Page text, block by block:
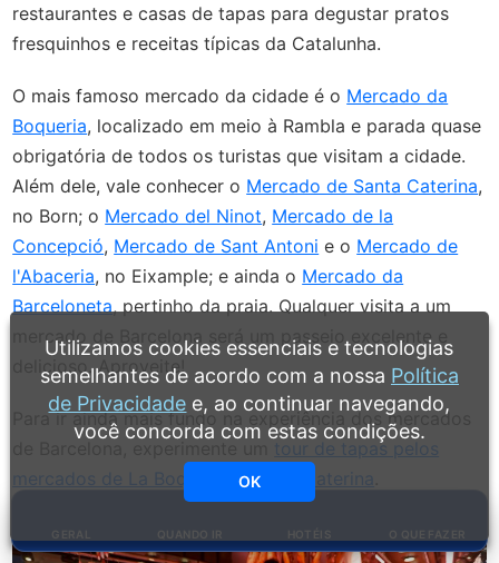
restaurantes e casas de tapas para degustar pratos
fresquinhos e receitas típicas da Catalunha.
O mais famoso mercado da cidade é o Mercado da
Boqueria, localizado em meio à Rambla e parada quase
obrigatória de todos os turistas que visitam a cidade.
Além dele, vale conhecer o Mercado de Santa Caterina,
no Born; o Mercado del Ninot, Mercado de la
Concepció, Mercado de Sant Antoni e o Mercado de
l'Abaceria, no Eixample; e ainda o Mercado da
Barceloneta, pertinho da praia. Qualquer visita a um
mercado de Barcelona será um passeio excelente e
delicioso. Aproveite!
Para ir ainda mais fundo na experiência dos mercados
tour de tapas pelos
mercados de La Boqueria e Santa Caterina
QUANDO IR HOTÉIS O QUE FAZER
Utilizamos cookies essenciais e tecnologias
semelhantes de acordo com a nossa Política
de Privacidade e, ao continuar navegando,
você concorda com estas condições.
OK